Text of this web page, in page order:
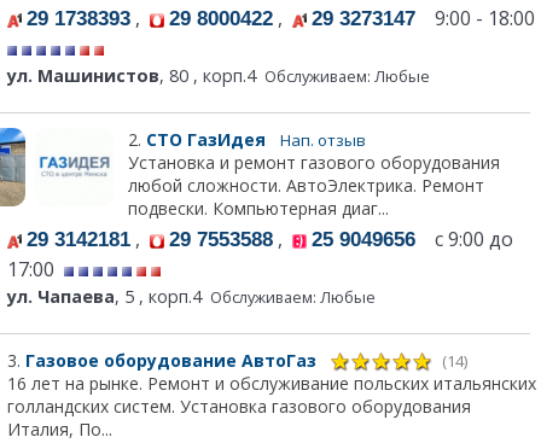
29 1738393 , 29 8000422 , 29 3273147 9:00 - 18:00
ул. Машинистов, 80 , корп.4 Обслуживаем: Любые
2. СТО ГазИдея Нап. отзыв
Установка и ремонт газового оборудования
любой сложности. АвтоЭлектрика. Ремонт
подвески. Компьютерная диаг...
29 3142181 , 29 7553588 , 25 9049656 с 9:00 до
17:00
ул. Чапаева, 5 , корп.4 Обслуживаем: Любые
3. Газовое оборудование АвтоГаз (14)
16 лет на рынке. Ремонт и обслуживание польских итальянских
голландских систем. Установка газового оборудования
Италия, По...